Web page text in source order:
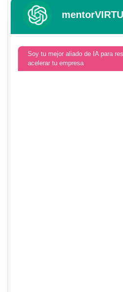
Soy tu mejor aliado de IA para
acelerar tu empresa